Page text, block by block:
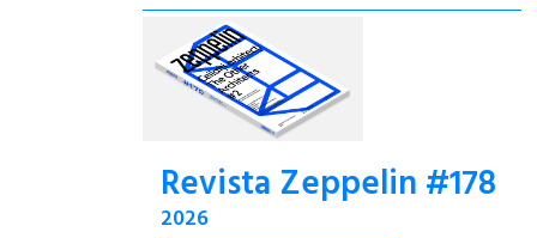
Revista Zeppelin #178
2026